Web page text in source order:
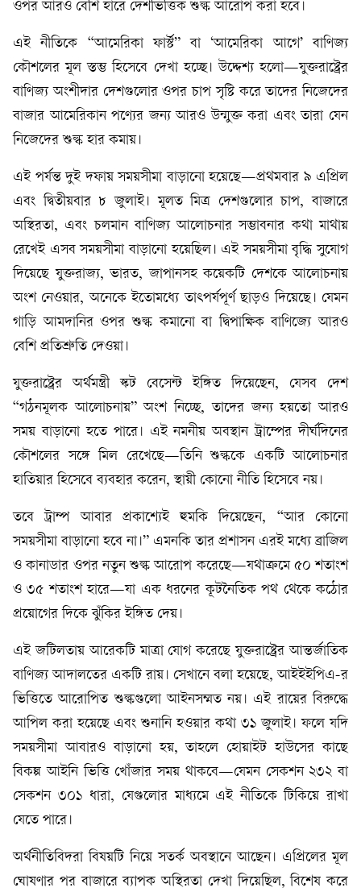
ওপর আরও বেশি হারে দেশভিত্তিক শুল্ক আরোপ করা হবে।
এই নীতিকে “আমেরিকা ফার্স্ট” বা ‘আমেরিকা আগে’ বাণিজ্য
কৌশলের মূল স্তম্ভ হিসেবে দেখা হচ্ছে। উদ্দেশ্য হলো—যুক্তরাষ্ট্রের
বাণিজ্য অংশীদার দেশগুলোর ওপর চাপ সৃষ্টি করে তাদের নিজেদের
বাজার আমেরিকান পণ্যের জন্য আরও উন্মুক্ত করা এবং তারা যেন
নিজেদের শুল্ক হার কমায়।
এই পর্যন্ত দুই দফায় সময়সীমা বাড়ানো হয়েছে—প্রথমবার ৯ এপ্রিল
এবং দ্বিতীয়বার ৮ জুলাই। মূলত মিত্র দেশগুলোর চাপ, বাজারে
অস্থিরতা, এবং চলমান বাণিজ্য আলোচনার সম্ভাবনার কথা মাথায়
রেখেই এসব সময়সীমা বাড়ানো হয়েছিল। এই সময়সীমা বৃদ্ধি সুযোগ
দিয়েছে যুক্তরাজ্য, ভারত, জাপানসহ কয়েকটি দেশকে আলোচনায়
অংশ নেওয়ার, অনেকে ইতোমধ্যে তাৎপর্যপূর্ণ ছাড়ও দিয়েছে। যেমন
গাড়ি আমদানির ওপর শুল্ক কমানো বা দ্বিপাক্ষিক বাণিজ্যে আরও
বেশি প্রতিশ্রুতি দেওয়া।
যুক্তরাষ্ট্রের অর্থমন্ত্রী স্কট বেসেন্ট ইঙ্গিত দিয়েছেন, যেসব দেশ
“গঠনমূলক আলোচনায়” অংশ নিচ্ছে, তাদের জন্য হয়তো আরও
সময় বাড়ানো হতে পারে। এই নমনীয় অবস্থান ট্রাম্পের দীর্ঘদিনের
কৌশলের সঙ্গে মিল রেখেছে—তিনি শুল্ককে একটি আলোচনার
হাতিয়ার হিসেবে ব্যবহার করেন, স্থায়ী কোনো নীতি হিসেবে নয়।
তবে ট্রাম্প আবার প্রকাশ্যেই হুমকি দিয়েছেন, “আর কোনো
সময়সীমা বাড়ানো হবে না।” এমনকি তার প্রশাসন এরই মধ্যে ব্রাজিল
ও কানাডার ওপর নতুন শুল্ক আরোপ করেছে—যথাক্রমে ৫০ শতাংশ
ও ৩৫ শতাংশ হারে—যা এক ধরনের কূটনৈতিক পথ থেকে কঠোর
প্রয়োগের দিকে ঝুঁকির ইঙ্গিত দেয়।
এই জটিলতায় আরেকটি মাত্রা যোগ করেছে যুক্তরাষ্ট্রের আন্তর্জাতিক
বাণিজ্য আদালতের একটি রায়। সেখানে বলা হয়েছে, আইইইপিএ-র
ভিত্তিতে আরোপিত শুল্কগুলো আইনসম্মত নয়। এই রায়ের বিরুদ্ধে
আপিল করা হয়েছে এবং শুনানি হওয়ার কথা ৩১ জুলাই। ফলে যদি
সময়সীমা আবারও বাড়ানো হয়, তাহলে হোয়াইট হাউসের কাছে
বিকল্প আইনি ভিত্তি খোঁজার সময় থাকবে—যেমন সেকশন ২৩২ বা
সেকশন ৩০১ ধারা, যেগুলোর মাধ্যমে এই নীতিকে টিকিয়ে রাখা
যেতে পারে।
অর্থনীতিবিদরা বিষয়টি নিয়ে সতর্ক অবস্থানে আছেন। এপ্রিলের মূল
ঘোষণার পর বাজারে ব্যাপক অস্থিরতা দেখা দিয়েছিল, বিশেষ করে